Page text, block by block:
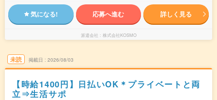
気になる! 応募へ進む 詳しく見る
派遣会社 株式会社KOSMO
未読 掲載日 2026/08/03
【時給1400円】日払いOK＊プライベートと両
立⇒生活サポ